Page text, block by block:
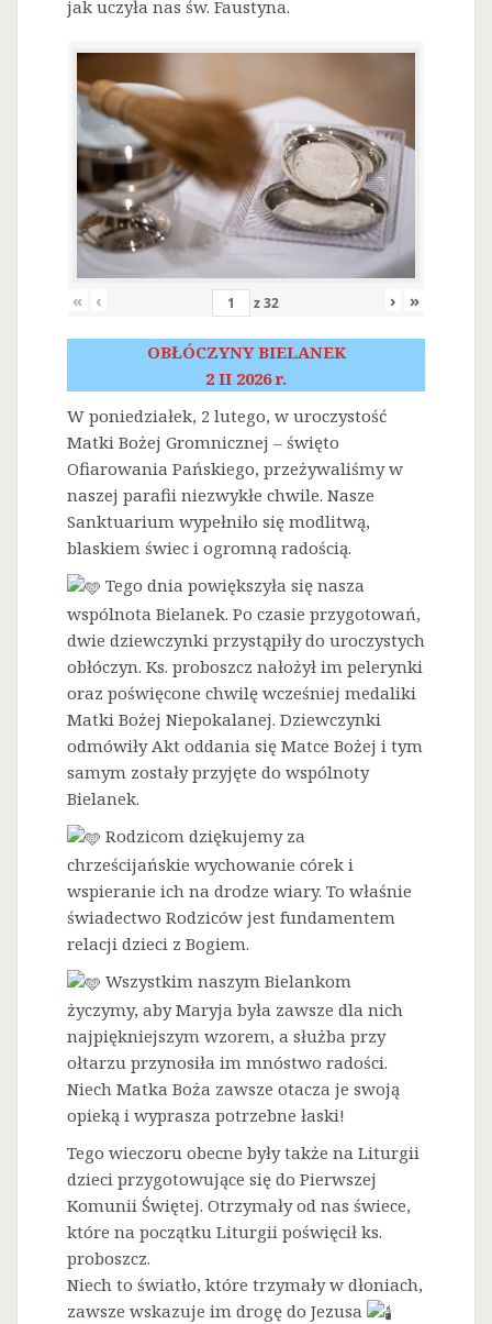
jak uczyła nas św. Faustyna.
« ‹ z32 › »
OBŁÓCZYNY BIELANEK
2 II 2026 r.
W poniedziałek, 2 lutego, w uroczystość
Matki Bożej Gromnicznej – święto
Ofiarowania Pańskiego, przeżywaliśmy w
naszej parafii niezwykłe chwile. Nasze
Sanktuarium wypełniło się modlitwą,
blaskiem świec i ogromną radością.
Tego dnia powiększyła się nasza
wspólnota Bielanek. Po czasie przygotowań,
dwie dziewczynki przystąpiły do uroczystych
obłóczyn. Ks. proboszcz nałożył im pelerynki
oraz poświęcone chwilę wcześniej medaliki
Matki Bożej Niepokalanej. Dziewczynki
odmówiły Akt oddania się Matce Bożej i tym
samym zostały przyjęte do wspólnoty
Bielanek.
Rodzicom dziękujemy za
chrześcijańskie wychowanie córek i
wspieranie ich na drodze wiary. To właśnie
świadectwo Rodziców jest fundamentem
relacji dzieci z Bogiem.
Wszystkim naszym Bielankom
życzymy, aby Maryja była zawsze dla nich
najpiękniejszym wzorem, a służba przy
ołtarzu przynosiła im mnóstwo radości.
Niech Matka Boża zawsze otacza je swoją
opieką i wyprasza potrzebne łaski!
Tego wieczoru obecne były także na Liturgii
dzieci przygotowujące się do Pierwszej
Komunii Świętej. Otrzymały od nas świece,
które na początku Liturgii poświęcił ks.
proboszcz.
Niech to światło, które trzymały w dłoniach,
zawsze wskazuje im drogę do Jezusa